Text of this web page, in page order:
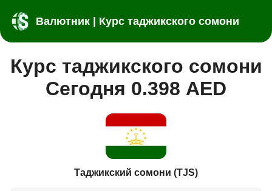
Валютник | Курс таджикского сомони
Курс таджикского сомони
Сегодня 0.398 AED
Таджикский сомони (TJS)